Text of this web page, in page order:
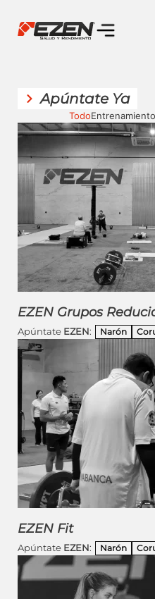
Apúntate Ya
TodoEntrenamiento
EZEN Grupos
Apúntate EZEN: Narón
EZEN Fit
Apúntate EZEN: Narón